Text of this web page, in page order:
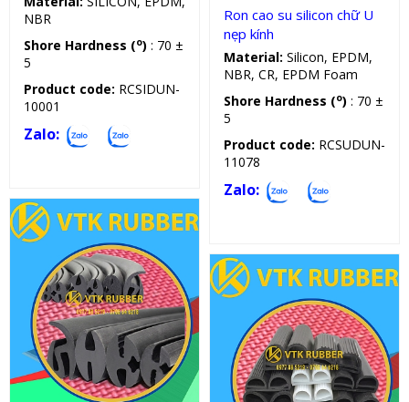
NBR
Shore Hardness (o) : 70 ±
5
Product code: RCSIDUN-
10001
Zalo:
Ron cao su silicon chữ U
nẹp kính
Material: Silicon, EPDM,
NBR, CR, EPDM Foam
Shore Hardness (o) : 70 ±
5
Product code: RCSUDUN-
11078
Zalo:
Gioăng silicon, cao su chữ H